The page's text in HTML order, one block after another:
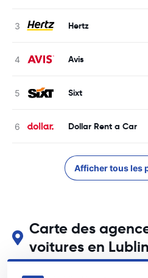
Hertz
Avis
Sixt
Dollar Rent a Car
Afficher tous les
Carte des
voitures en Lublin
Voir nos principales agences de